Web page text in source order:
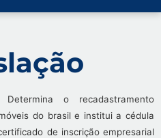
Determina o recadastramento
do brasil e institui a cédula
de inscrição empresarial